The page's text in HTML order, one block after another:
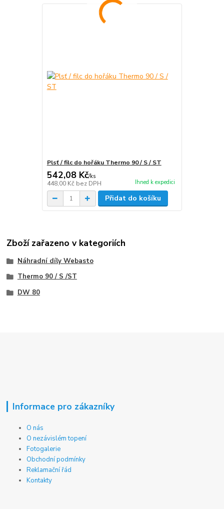
Plsť / filc do hořáku Thermo 90 / S / ST
542,08 Kč/ks
448,00 Kč bez DPH Ihned k expedici
Přidat do košíku
Zboží zařazeno v kategoriích
Náhradní díly Webasto
Thermo 90 / S /ST
DW 80
Informace pro zákazníky
O nás
O nezávislém topení
Fotogalerie
Obchodní podmínky
Reklamační řád
Kontakty